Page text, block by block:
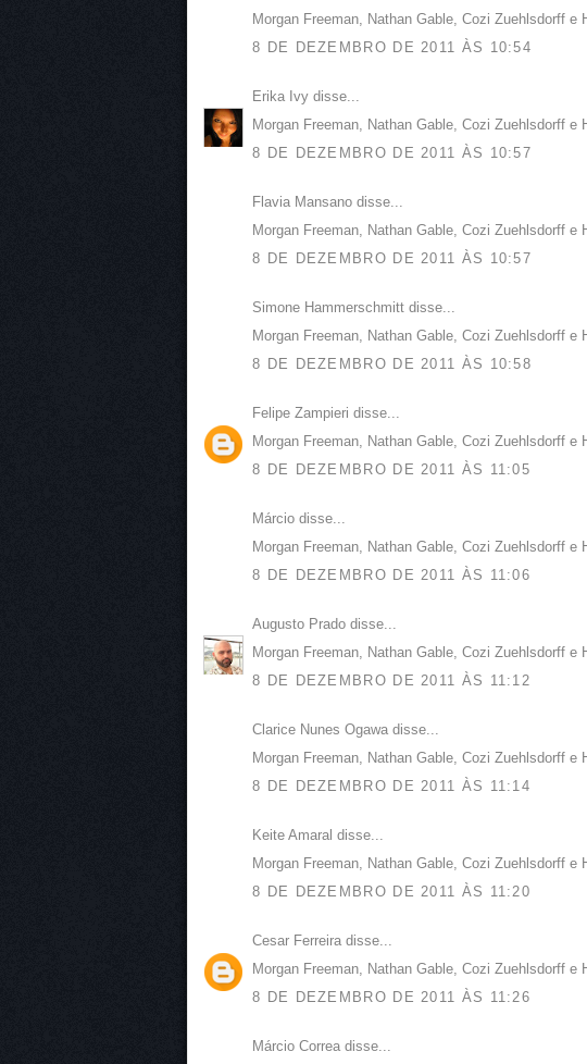
Morgan Freeman, Nathan Gable, Cozi Zuehlsdorff e
8 DE DEZEMBRO DE 2011 ÀS 10:54
Erika Ivy disse...
Morgan Freeman, Nathan Gable, Cozi Zuehlsdorff e
8 DE DEZEMBRO DE 2011 ÀS 10:57
Flavia Mansano disse...
Morgan Freeman, Nathan Gable, Cozi Zuehlsdorff e
8 DE DEZEMBRO DE 2011 ÀS 10:57
Simone Hammerschmitt disse...
Morgan Freeman, Nathan Gable, Cozi Zuehlsdorff e
8 DE DEZEMBRO DE 2011 ÀS 10:58
Felipe Zampieri disse...
Morgan Freeman, Nathan Gable, Cozi Zuehlsdorff e
8 DE DEZEMBRO DE 2011 ÀS 11:05
Márcio disse...
Morgan Freeman, Nathan Gable, Cozi Zuehlsdorff e
8 DE DEZEMBRO DE 2011 ÀS 11:06
Augusto Prado disse...
Morgan Freeman, Nathan Gable, Cozi Zuehlsdorff e
8 DE DEZEMBRO DE 2011 ÀS 11:12
Clarice Nunes Ogawa disse...
Morgan Freeman, Nathan Gable, Cozi Zuehlsdorff e
8 DE DEZEMBRO DE 2011 ÀS 11:14
Keite Amaral disse...
Morgan Freeman, Nathan Gable, Cozi Zuehlsdorff e
8 DE DEZEMBRO DE 2011 ÀS 11:20
Cesar Ferreira disse...
Morgan Freeman, Nathan Gable, Cozi Zuehlsdorff e
8 DE DEZEMBRO DE 2011 ÀS 11:26
Márcio Correa disse...